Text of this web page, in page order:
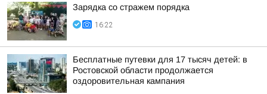
Зарядка со стражем порядка
16:22
Бесплатные путевки для 17 тысяч детей: в
Ростовской области продолжается
оздоровительная кампания